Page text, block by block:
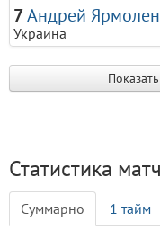
7Андрей
Украина
Статистика
Cуммарно 1 тайм